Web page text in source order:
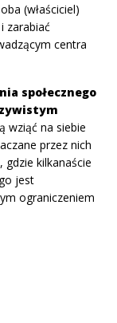
(właściciel)
zarabiać
centra
społecznego
wziąć na siebie
przez nich
kilkanaście
jest
ograniczeniem